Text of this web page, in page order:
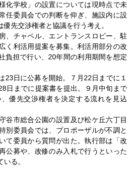
化学校」の設置については現時点で未
任委員会での判断を仰ぎ、施設内に設
先交渉権者と協議を行う考え。
、チャペル、エントランスロビー、駐
く利活用提案を募集。利活用部分の改
負担で行い、20年間の利用期間を想定
日に公募を開始。７月22日までに１
日までに提案書を提出。９月中旬まで
優先交渉権者を決定する流れを見込
谷市総合公園の設置及び松ケ丘六丁目
別委員会では、プロポーザルが不調と
て委員から質問が出た。執行部は「改
公募や、改修のみ入札で行うといった
る。